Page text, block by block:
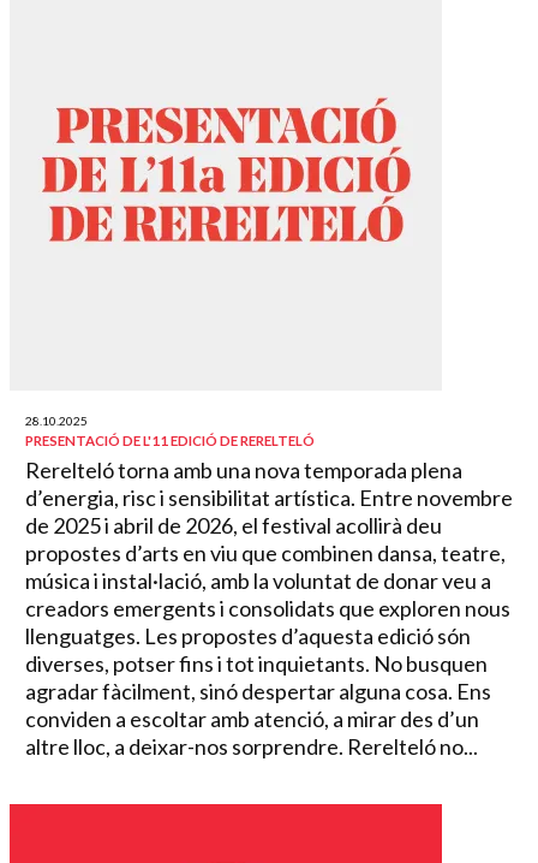
28.10.2025
PRESENTACIÓ DE L'11 EDICIÓ DE RERELTELÓ
Rerelteló torna amb una nova temporada plena
d’energia, risc i sensibilitat artística. Entre novembre
de 2025 i abril de 2026, el festival acollirà deu
propostes d’arts en viu que combinen dansa, teatre,
música i instal·lació, amb la voluntat de donar veu a
creadors emergents i consolidats que exploren nous
llenguatges. Les propostes d’aquesta edició són
diverses, potser fins i tot inquietants. No busquen
agradar fàcilment, sinó despertar alguna cosa. Ens
conviden a escoltar amb atenció, a mirar des d’un
altre lloc, a deixar-nos sorprendre. Rerelteló no...